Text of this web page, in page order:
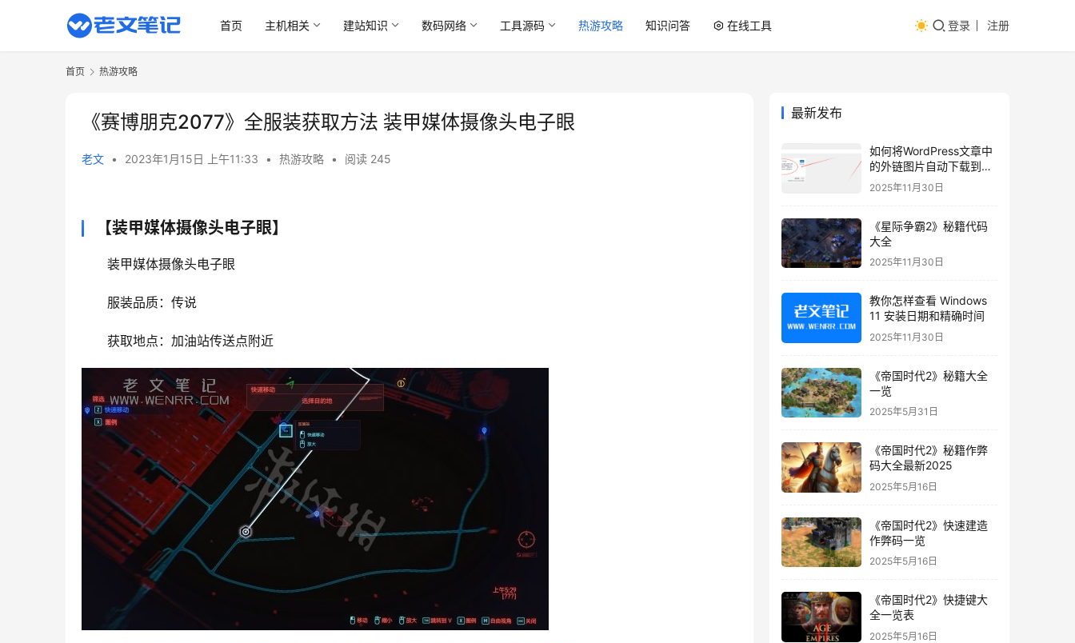
首页 主机相关 建站知识 数码网络 工具源码 热游攻略 知识问答 在线工具 登录 注册
首页 热游攻略
《赛博朋克2077》全服装获取方法 装甲媒体摄像头电子眼
老文 • 2023年1月15日 上午11:33 • 热游攻略 • 阅读 245
【装甲媒体摄像头电子眼】
装甲媒体摄像头电子眼
服装品质：传说
获取地点：加油站传送点附近
最新发布
如何将WordPress文章中
的外链图片自动下载到本
地？
2025年11月30日
《星际争霸2》秘籍代码
大全
2025年11月30日
教你怎样查看 Windows
11 安装日期和精确时间
2025年11月30日
《帝国时代2》秘籍大全
一览
2025年5月31日
《帝国时代2》秘籍作弊
码大全最新2025
2025年5月16日
《帝国时代2》快速建造
作弊码一览
2025年5月16日
《帝国时代2》快捷键大
全一览表
2025年5月16日